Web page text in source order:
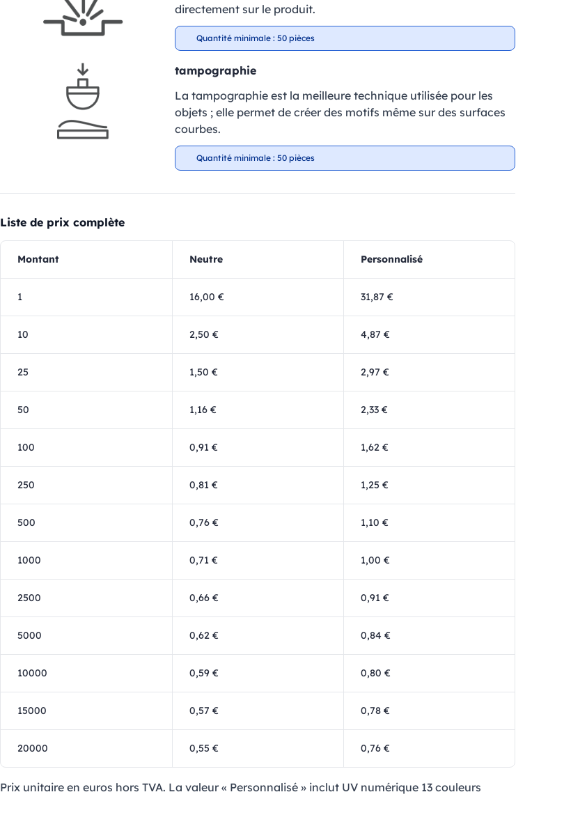
directement sur le produit.
Quantité minimale : 50 pièces
tampographie
La tampographie est la meilleure technique utilisée pour les
objets ; elle permet de créer des motifs même sur des surfaces
courbes.
Quantité minimale : 50 pièces
Liste de prix complète
Montant Neutre Personnalisé
1 16,00 € 31,87 €
10 2,50 € 4,87 €
25 1,50 € 2,97 €
50 1,16 € 2,33 €
100 0,91 € 1,62 €
250 0,81 € 1,25 €
500 0,76 € 1,10 €
1000 0,71 € 1,00 €
2500 0,66 € 0,91 €
5000 0,62 € 0,84 €
10000 0,59 € 0,80 €
15000 0,57 € 0,78 €
20000 0,55 € 0,76 €
Prix ​​unitaire en euros hors TVA. La valeur « Personnalisé » inclut UV numérique 13 couleurs